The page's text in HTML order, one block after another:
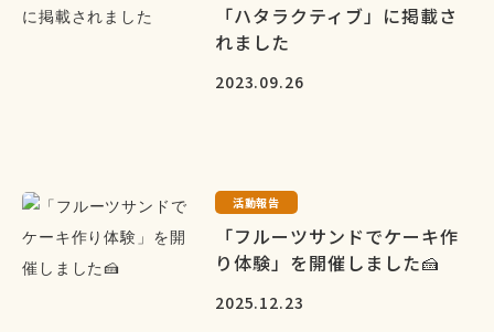
「ハタラクティブ」に掲載さ
れました
2023.09.26
活動報告
「フルーツサンドでケーキ作
り体験」を開催しました🍰
2025.12.23